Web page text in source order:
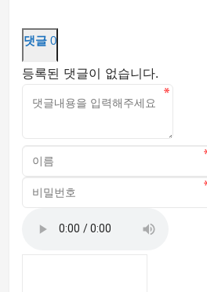
댓글 0
등록된 댓글이 없습니다.